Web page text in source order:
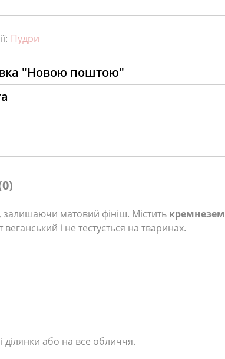
Пудри
"Новою поштою"
залишаючи матовий фініш. Містить кремнезем
і не тестується на тваринах.
або на все обличчя.